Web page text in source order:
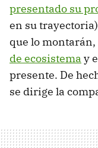
presentado su
en su
que lo
de ecosistema y
presente. De
se dirige la